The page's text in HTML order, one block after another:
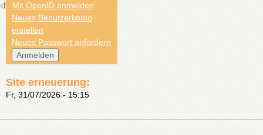
Mit OpenID anmelden
Neues Benutzerkonto
erstellen
Neues Passwort anfordern
Site erneuerung:
Fr, 31/07/2026 - 15:15